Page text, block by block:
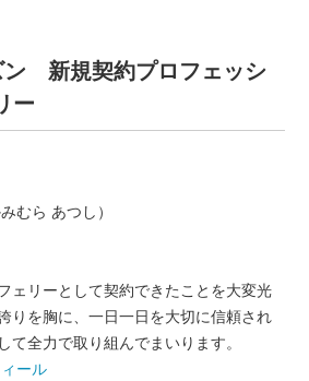
ン 新規契約プロフェッシ
ー
むら あつし）
ェリーとして契約できたことを大変光
りを胸に、一日一日を大切に信頼され
て全力で取り組んでまいります。
ール